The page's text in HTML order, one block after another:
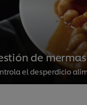
de
el desperdicio